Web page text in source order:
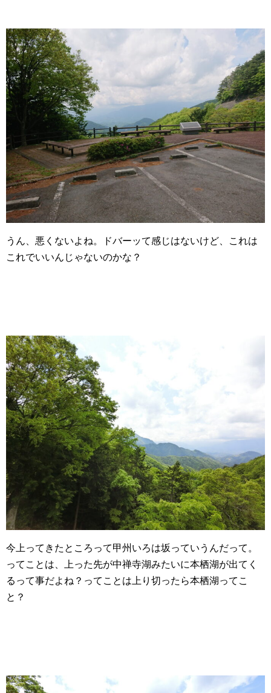
うん、悪くないよね。ドバーッて感じはないけど、これは
これでいいんじゃないのかな？
今上ってきたところって甲州いろは坂っていうんだって。
ってことは、上った先が中禅寺湖みたいに本栖湖が出てく
るって事だよね？ってことは上り切ったら本栖湖ってこ
と？